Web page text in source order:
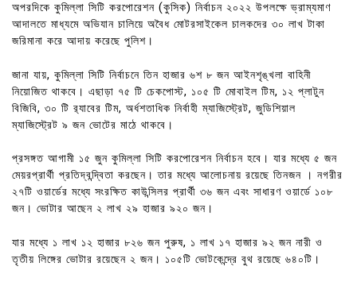
অপরদিকে কুমিল্লা সিটি করপোরেশন (কুসিক) নির্বাচন ২০২২ উপলক্ষে ভ্রাম্যমাণ
আদালতে মাধ্যমে অভিযান চালিয়ে অবৈধ মোটরসাইকেল চালকদের ৩০ লাখ টাকা
জরিমানা করে আদায় করেছে পুলিশ।
জানা যায়, কুমিল্লা সিটি নির্বাচনে তিন হাজার ৬শ ৮ জন আইনশৃঙ্খলা বাহিনী
নিয়োজিত থাকবে। এছাড়া ৭৫ টি চেকপোস্ট, ১০৫ টি মোবাইল টিম, ১২ প্লাটুন
বিজিবি, ৩০ টি র‌্যাবের টিম, অর্ধশতাধিক নির্বাহী ম্যাজিস্ট্রেট, জুডিশিয়াল
ম্যাজিস্ট্রেট ৯ জন ভোটের মাঠে থাকবে।
প্রসঙ্গত আগামী ১৫ জুন কুমিল্লা সিটি করপোরেশন নির্বাচন হবে। যার মধ্যে ৫ জন
মেয়রপ্রার্থী প্রতিদ্বন্দ্বিতা করছেন। তার মধ্যে আলোচনায় রয়েছে তিনজন । নগরীর
২৭টি ওয়ার্ডের মধ্যে সংরক্ষিত কাউন্সিলর প্রার্থী ৩৬ জন এবং সাধারণ ওয়ার্ডে ১০৮
জন। ভোটার আছেন ২ লাখ ২৯ হাজার ৯২০ জন।
যার মধ্যে ১ লাখ ১২ হাজার ৮২৬ জন পুরুষ, ১ লাখ ১৭ হাজার ৯২ জন নারী ও
তৃতীয় লিঙ্গের ভোটার রয়েছেন ২ জন। ১০৫টি ভোটকেন্দ্রে বুথ রয়েছে ৬৪০টি।